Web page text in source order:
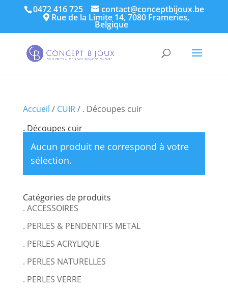
0472 416 725 contact@conceptbijoux.be
Rue de la Limite 14, 7080 Frameries,
Belgique
Accueil / CUIR/ . Découpes cuir
. Découpes cuir
Aucun produit ne correspond à votre
sélection.
Catégories de produits
. ACCESSOIRES
. PERLES & PENDENTIFS METAL
. PERLES ACRYLIQUE
. PERLES NATURELLES
. PERLES VERRE